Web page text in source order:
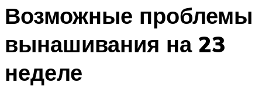
Возможные проблемы
вынашивания на 23
неделе